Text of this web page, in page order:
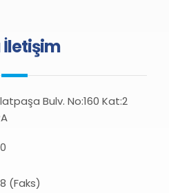
İletişim
Bulv. No:160 Kat:2
(Faks)